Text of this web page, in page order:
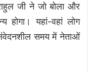
जी ने जो बोला और
होगा। यहां-वहां लोग
संवेदनशील समय में नेताओं